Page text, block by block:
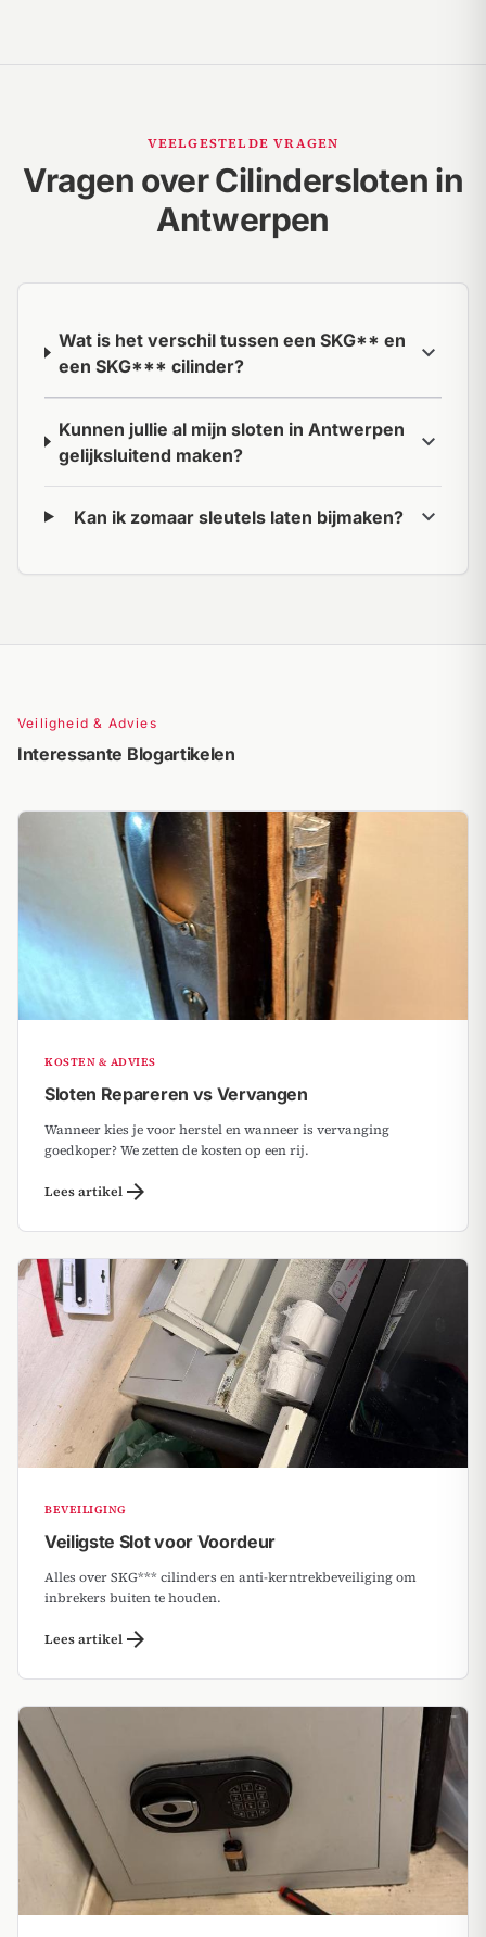
VEELGESTELDE VRAGEN
Vragen over Cilindersloten in
Antwerpen
Wat is het verschil tussen een SKG** en
een SKG*** cilinder?
expand_more
Kunnen jullie al mijn sloten in Antwerpen
gelijksluitend maken?
expand_more
Kan ik zomaar sleutels laten bijmaken? expand_more
Veiligheid & Advies
Interessante Blogartikelen
KOSTEN & ADVIES
Sloten Repareren vs Vervangen
Wanneer kies je voor herstel en wanneer is vervanging
goedkoper? We zetten de kosten op een rij.
Lees artikel arrow_forward
BEVEILIGING
Veiligste Slot voor Voordeur
Alles over SKG*** cilinders en anti-kerntrekbeveiliging om
inbrekers buiten te houden.
Lees artikel arrow_forward